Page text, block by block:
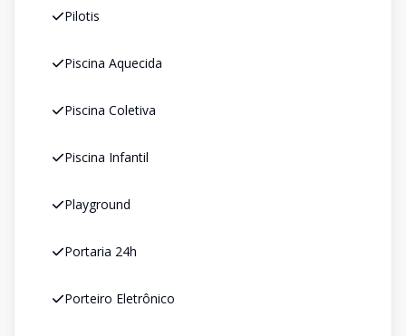
Pilotis
Piscina Aquecida
Piscina Coletiva
Piscina Infantil
Playground
Portaria 24h
Porteiro Eletrônico